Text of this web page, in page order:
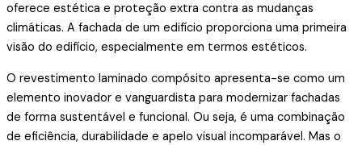
oferece estética e proteção extra contra as mudanças
climáticas. A fachada de um edifício proporciona uma primeira
visão do edifício, especialmente em termos estéticos.
O revestimento laminado compósito apresenta-se como um
elemento inovador e vanguardista para modernizar fachadas
de forma sustentável e funcional. Ou seja, é uma combinação
de eficiência, durabilidade e apelo visual incomparável. Mas o